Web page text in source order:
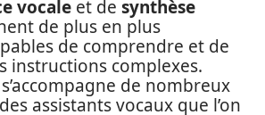
vocale et de synthèse
de plus en plus
de comprendre et de
instructions complexes.
de nombreux
assistants vocaux que l’on